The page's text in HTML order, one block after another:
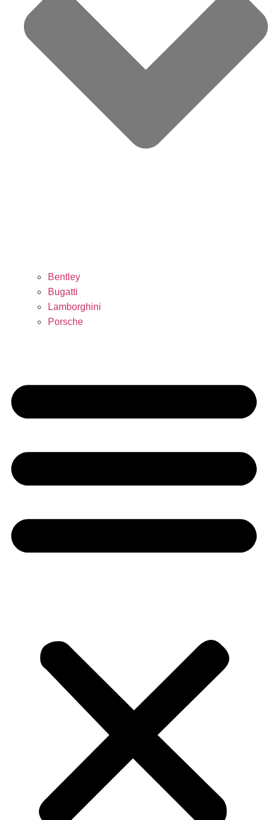
Bentley
Bugatti
Lamborghini
Porsche